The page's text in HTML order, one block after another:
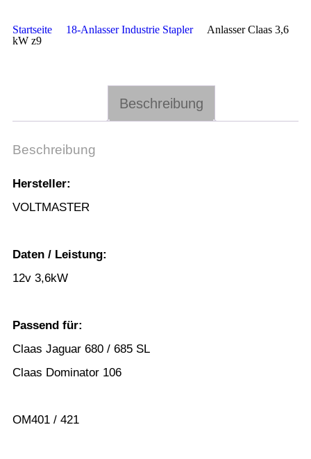
Startseite 18-Anlasser Industrie Stapler
Anlasser Claas 3,6
kW z9
Beschreibung
Beschreibung
Hersteller:
VOLTMASTER
Daten / Leistung:
12v 3,6kW
Passend für:
Claas Jaguar 680 / 685 SL
Claas Dominator 106
OM401 / 421